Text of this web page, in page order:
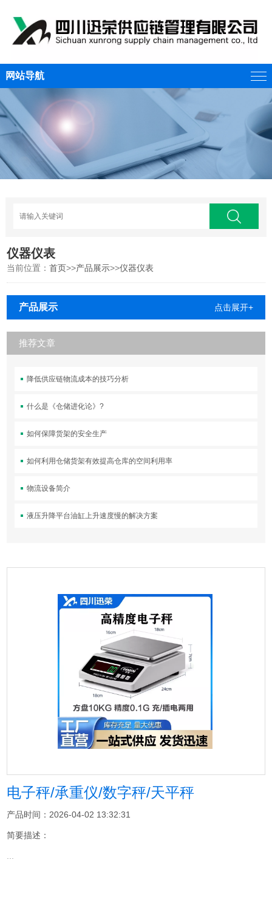
网站导航
仪器仪表
当前位置：首页>>产品展示>>仪器仪表
产品展示 点击展开+
推荐文章
降低供应链物流成本的技巧分析
什么是《仓储进化论》?
如何保障货架的安全生产
如何利用仓储货架有效提高仓库的空间利用率
物流设备简介
液压升降平台油缸上升速度慢的解决方案
电子秤/承重仪/数字秤/天平秤
产品时间：2026-04-02 13:32:31
简要描述：
...